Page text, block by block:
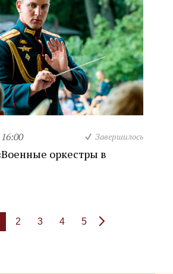
16:00 Завершилось
оркестры в
2 3 4 5